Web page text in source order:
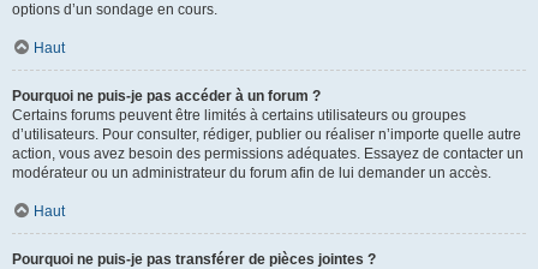
options d’un sondage en cours.
Haut
Pourquoi ne puis-je pas accéder à un forum ?
Certains forums peuvent être limités à certains utilisateurs ou groupes
d’utilisateurs. Pour consulter, rédiger, publier ou réaliser n’importe quelle autre
action, vous avez besoin des permissions adéquates. Essayez de contacter un
modérateur ou un administrateur du forum afin de lui demander un accès.
Haut
Pourquoi ne puis-je pas transférer de pièces jointes ?